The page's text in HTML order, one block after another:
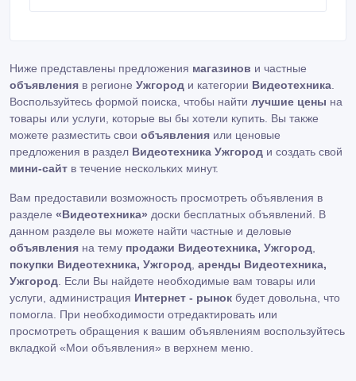
Ниже представлены предложения магазинов и частные
объявления в регионе Ужгород и категории Видеотехника
Воспользуйтесь формой поиска, чтобы найти лучшие цены на
товары или услуги, которые вы бы хотели купить. Вы также
можете разместить свои объявления или ценовые
предложения в раздел Видеотехника Ужгород и создать свой
мини-сайт в течение нескольких минут.
Вам предоставили возможность просмотреть объявления в
разделе «Видеотехника» доски бесплатных объявлений. В
данном разделе вы можете найти частные и деловые
объявления на тему продажи Видеотехника, Ужгород
покупки Видеотехника, Ужгород аренды Видеотехника,
Ужгород . Если Вы найдете необходимые вам товары или
услуги, администрация Интернет - рынок будет довольна, что
помогла. При необходимости отредактировать или
просмотреть обращения к вашим объявлениям воспользуйтесь
вкладкой «Мои объявления» в верхнем меню.